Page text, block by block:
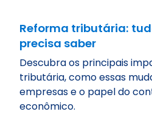
Reforma tributária:
precisa saber
Descubra os principais
tributária, como essas
empresas e o papel do
econômico.